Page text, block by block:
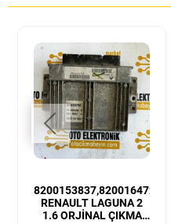
8200153837,8200164728
RENAULT LAGUNA 2
1.6 ORJİNAL ÇIKMA